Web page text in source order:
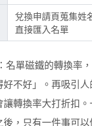
兌換申請頁蒐集姓
直接匯入名單
名單磁鐵的轉換率
好不好」。再吸引
轉換率大打折扣
，只有一件事可